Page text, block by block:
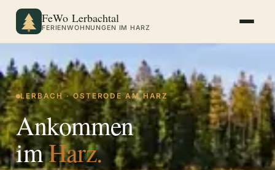
FeWo Lerbachtal
FERIENWOHNUNGEN IM HARZ
LERBACH · OSTERODE AM HARZ
Ankommen
imHarz.